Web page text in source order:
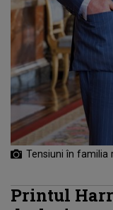
Tensiuni în familia
Printul